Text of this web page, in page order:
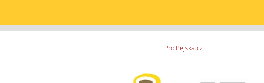
ProPejska.cz